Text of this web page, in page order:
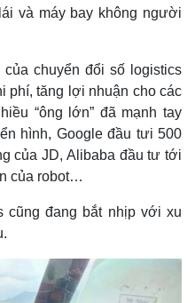
và máy bay không người
chuyển đổi số logistics
phí, tăng lợi nhuận cho các
“ông lớn” đã mạnh tay
hình, Google đầu tưi 500
của JD, Alibaba đầu tư tới
của robot…
cũng đang bắt nhịp với xu